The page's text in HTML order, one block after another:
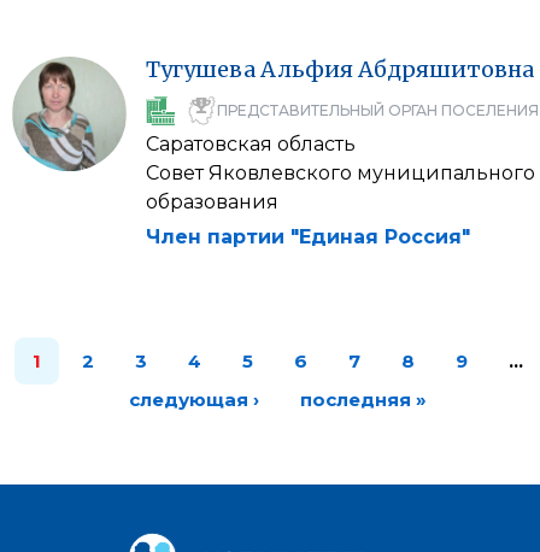
ТугушеваАльфияАбдряшитовна
ПРЕДСТАВИТЕЛЬНЫЙ ОРГАН ПОСЕЛЕНИЯ
Саратовская область
Совет Яковлевского муниципального
образования
Член партии "Единая Россия"
1 2 3 4 5 6 7 8 9
…
следующая ›
последняя »